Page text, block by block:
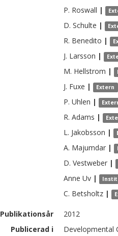
P. Roswall |
D. Schulte |
R. Benedito |
J. Larsson |
M. Hellstrom |
J. Fuxe | Extern
P. Uhlen |
R. Adams |
L. Jakobsson |
A. Majumdar |
D. Vestweber |
Anne Uv |
C. Betsholtz |
Publikationsår
2012
Publicerad i
Developmental